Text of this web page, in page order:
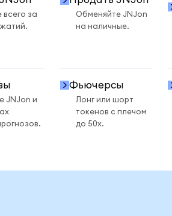
всего за
Обменяйте JNJon
на наличные.
JNJon и
Фьючерсы
Лонг или шорт
токенов с плечом
до 50x.